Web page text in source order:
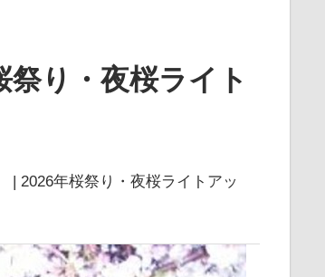
り・夜桜ライト
| 2026年桜祭り・夜桜ライトアッ